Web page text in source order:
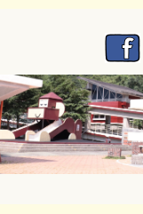
要
內
容
區